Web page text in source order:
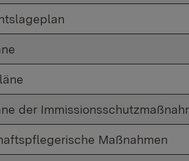
der
Maßnahmen